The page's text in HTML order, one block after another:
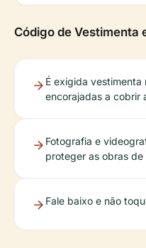
Código de Vestimenta
É exigida vestimenta
encorajadas a cobrir
Fotografia e
proteger as obras de
Fale baixo e não